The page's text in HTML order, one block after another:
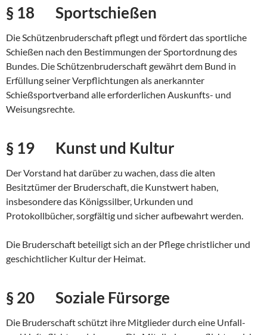
§ 18 Sportschießen
Die Schützenbruderschaft pflegt und fördert das sportliche
Schießen nach den Bestimmungen der Sportordnung des
Bundes. Die Schützenbruderschaft gewährt dem Bund in
Erfüllung seiner Verpflichtungen als anerkannter
Schießsportverband alle erforderlichen Auskunfts- und
Weisungsrechte.
§ 19 Kunst und Kultur
Der Vorstand hat darüber zu wachen, dass die alten
Besitztümer der Bruderschaft, die Kunstwert haben,
insbesondere das Königssilber, Urkunden und
Protokollbücher, sorgfältig und sicher aufbewahrt werden.
Die Bruderschaft beteiligt sich an der Pflege christlicher und
geschichtlicher Kultur der Heimat.
§ 20 Soziale Fürsorge
Die Bruderschaft schützt ihre Mitglieder durch eine Unfall-